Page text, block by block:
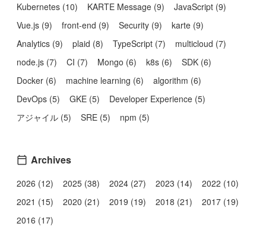
Kubernetes (10) KARTE Message (9) JavaScript (9)
Vue.js (9) front-end (9) Security (9) karte (9)
Analytics (9) plaid (8) TypeScript (7) multicloud (7)
node.js (7) CI (7) Mongo (6) k8s (6) SDK (6)
Docker (6) machine learning (6) algorithm (6)
DevOps (5) GKE (5) Developer Experience (5)
アジャイル (5) SRE (5) npm (5)
Archives
2026 (12) 2025 (38) 2024 (27) 2023 (14)
2022 (10)
2021 (15)
2020 (21) 2019 (19) 2018 (21)
2017 (19)
2016 (17)